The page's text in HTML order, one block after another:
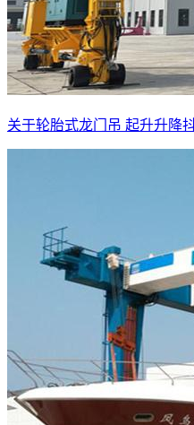
关于轮胎式龙门吊 起升升降